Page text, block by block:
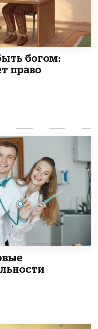
богом:
право